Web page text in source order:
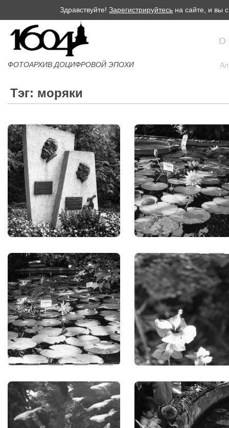
Здравствуйте!Зарегистрируйтесь на сайте, и вы
ФОТОАРХИВ ДОЦИФРОВОЙ ЭПОХИ
О
Тэг: моряки